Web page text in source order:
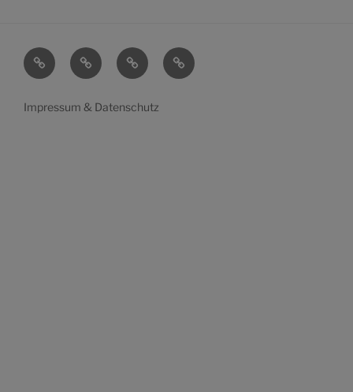
StartseiteMein
Leben
Transparenz
Wahlen
Impressum & Datenschutz